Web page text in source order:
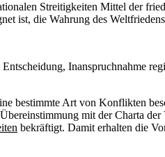
Streitigkeiten Mittel der
ist, die Wahrung des
Inanspruchnahme
bestimmte Art von Konflikten
mit der Charta
bekräftigt. Damit erhalten die